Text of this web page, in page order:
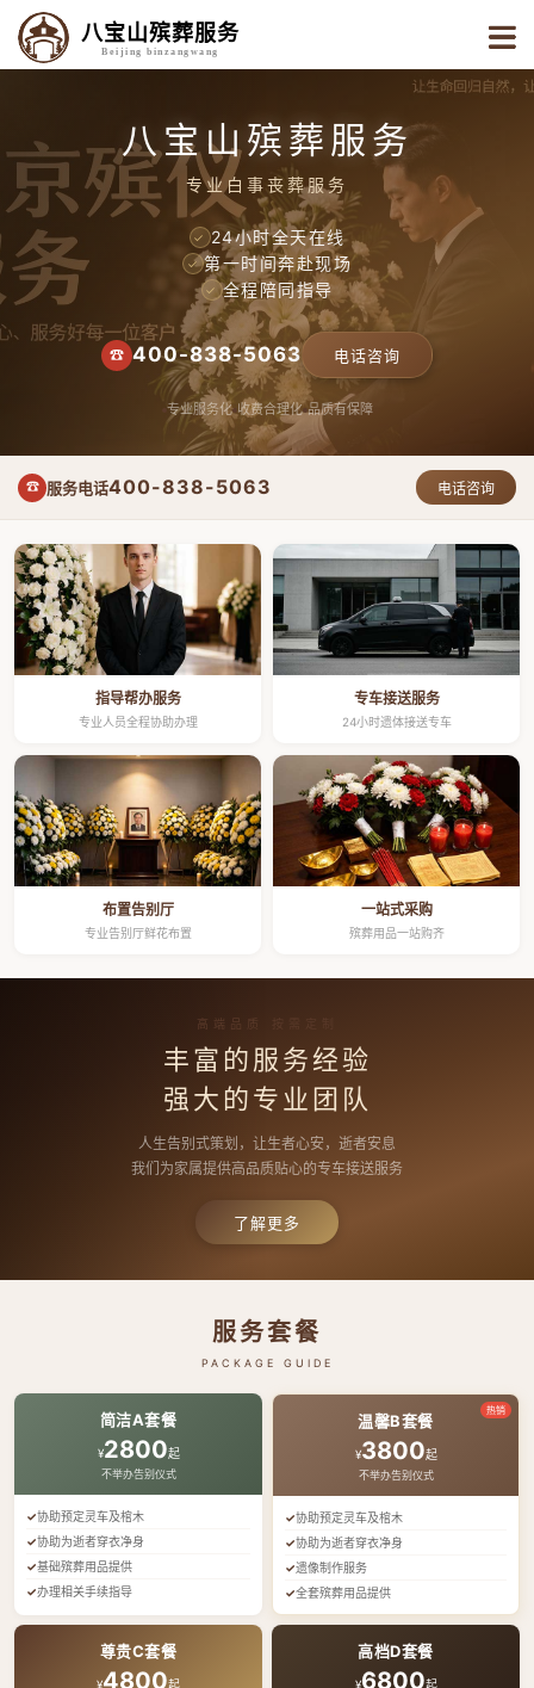
八宝山殡葬服务
Beijing binzangwang
八宝山殡葬服务
专业白事丧葬服务
✓ 24小时全天在线
✓ 第一时间奔赴现场
✓ 全程陪同指导
☎ 400-838-5063 电话咨询
专业服务化 收费合理化 品质有保障
☎ 服务电话400-838-5063 电话咨询
指导帮办服务
专业人员全程协助办理
专车接送服务
24小时遗体接送专车
布置告别厅
专业告别厅鲜花布置
一站式采购
殡葬用品一站购齐
高端品质 按需定制
丰富的服务经验
强大的专业团队
人生告别式策划，让生者心安，逝者安息
我们为家属提供高品质贴心的专车接送服务
了解更多
服务套餐
PACKAGE GUIDE
简洁A套餐
¥2800起
不举办告别仪式
协助预定灵车及棺木
协助为逝者穿衣净身
基础殡葬用品提供
办理相关手续指导
热销
温馨B套餐
¥3800起
不举办告别仪式
协助预定灵车及棺木
协助为逝者穿衣净身
遗像制作服务
全套殡葬用品提供
尊贵C套餐
¥4800起
高档D套餐
¥6800起